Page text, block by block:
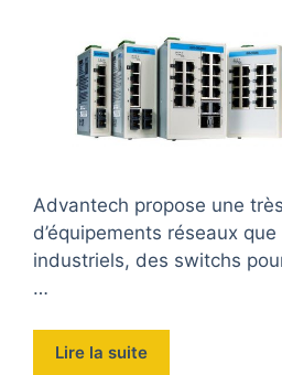
Advantech propose une
d’équipements réseaux
industriels, des switchs
…
Lire la suite